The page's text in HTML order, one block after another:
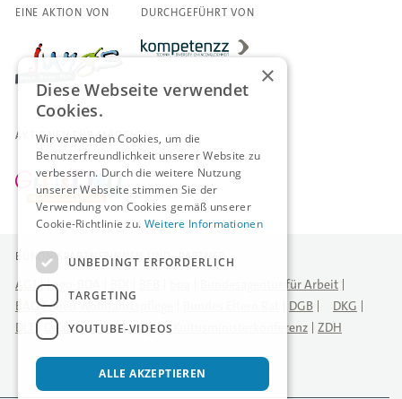
EINE AKTION VON DURCHGEFÜHRT VON
AKTIONEN FÜR MÄDCHEN
BÜNDNISPARTNERINNEN UND -PARTNER
AGJ Logo-BDA
Bundesagentur für Arbeit
BAG Freien Wohlfahrtspflege
DGB
DKG
DLT
Deutscher Städtetag Kultusministerkonferenz ZDH
×
Diese Webseite verwendet
Cookies.
Wir verwenden Cookies, um die
Benutzerfreundlichkeit unserer Website zu
verbessern. Durch die weitere Nutzung
unserer Webseite stimmen Sie der
Verwendung von Cookies gemäß unserer
Cookie-Richtlinie zu. Weitere Informationen
UNBEDINGT ERFORDERLICH
TARGETING
YOUTUBE-VIDEOS
ALLE AKZEPTIEREN